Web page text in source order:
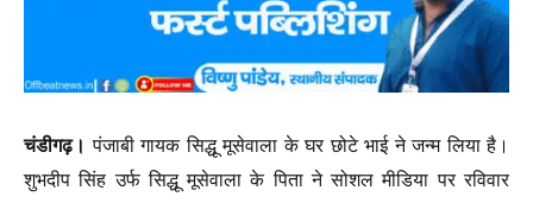
चंडीगढ़। पंजाबी गायक सिद्धू मूसेवाला के घर छोटे भाई ने जन्म लिया है।
शुभदीप सिंह उर्फ सिद्धू मूसेवाला के पिता ने सोशल मीडिया पर रविवार